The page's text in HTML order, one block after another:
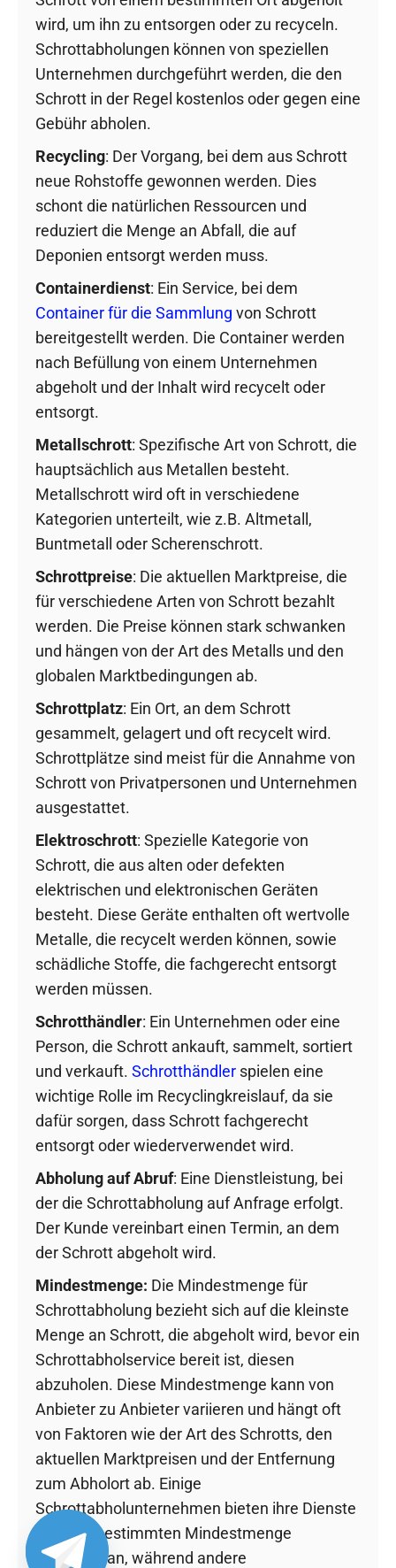
wird, um ihn zu entsorgen oder zu recyceln.
Schrottabholungen können von speziellen
Unternehmen durchgeführt werden, die den
Schrott in der Regel kostenlos oder gegen eine
Gebühr abholen.
Recycling: Der Vorgang, bei dem aus Schrott
neue Rohstoffe gewonnen werden. Dies
schont die natürlichen Ressourcen und
reduziert die Menge an Abfall, die auf
Deponien entsorgt werden muss.
Containerdienst: Ein Service, bei dem
Container für die Sammlung von Schrott
bereitgestellt werden. Die Container werden
nach Befüllung von einem Unternehmen
abgeholt und der Inhalt wird recycelt oder
entsorgt.
Metallschrott: Spezifische Art von Schrott, die
hauptsächlich aus Metallen besteht.
Metallschrott wird oft in verschiedene
Kategorien unterteilt, wie z.B. Altmetall,
Buntmetall oder Scherenschrott.
Schrottpreise: Die aktuellen Marktpreise, die
für verschiedene Arten von Schrott bezahlt
werden. Die Preise können stark schwanken
und hängen von der Art des Metalls und den
globalen Marktbedingungen ab.
Schrottplatz: Ein Ort, an dem Schrott
gesammelt, gelagert und oft recycelt wird.
Schrottplätze sind meist für die Annahme von
Schrott von Privatpersonen und Unternehmen
ausgestattet.
Elektroschrott: Spezielle Kategorie von
Schrott, die aus alten oder defekten
elektrischen und elektronischen Geräten
besteht. Diese Geräte enthalten oft wertvolle
Metalle, die recycelt werden können, sowie
schädliche Stoffe, die fachgerecht entsorgt
werden müssen.
Schrotthändler: Ein Unternehmen oder eine
Person, die Schrott ankauft, sammelt, sortiert
und verkauft. Schrotthändler spielen eine
wichtige Rolle im Recyclingkreislauf, da sie
dafür sorgen, dass Schrott fachgerecht
entsorgt oder wiederverwendet wird.
Abholung auf Abruf: Eine Dienstleistung, bei
der die Schrottabholung auf Anfrage erfolgt.
Der Kunde vereinbart einen Termin, an dem
der Schrott abgeholt wird.
Mindestmenge: Die Mindestmenge für
Schrottabholung bezieht sich auf die kleinste
Menge an Schrott, die abgeholt wird, bevor ein
Schrottabholservice bereit ist, diesen
abzuholen. Diese Mindestmenge kann von
Anbieter zu Anbieter variieren und hängt oft
von Faktoren wie der Art des Schrotts, den
aktuellen Marktpreisen und der Entfernung
zum Abholort ab. Einige
Schrottabholunternehmen bieten ihre Dienste
ab einer bestimmten Mindestmenge
kostenlos an, während andere